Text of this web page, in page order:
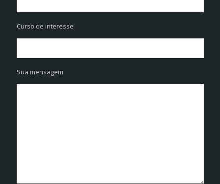
Curso de interesse
Sua mensagem